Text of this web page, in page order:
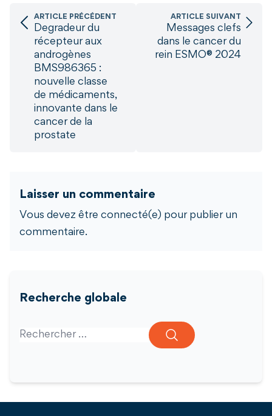
ARTICLE PRÉCÉDENT
Degradeur du
récepteur aux
androgènes
BMS986365 :
nouvelle classe
de médicaments,
innovante dans le
cancer de la
prostate
ARTICLE SUIVANT
Messages clefs
dans le cancer du
rein ESMO® 2024
Laisser un commentaire
Vous devez être connecté(e) pour publier un
commentaire.
Recherche globale
Search for: